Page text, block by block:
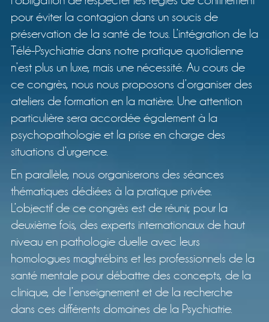
pour éviter la contagion dans un soucis de
préservation de la santé de tous. L’intégration de la
Télé-Psychiatrie dans notre pratique quotidienne
n’est plus un luxe, mais une nécessité. Au cours de
ce congrès, nous nous proposons d’organiser des
ateliers de formation en la matière. Une attention
particulière sera accordée également à la
psychopathologie et la prise en charge des
situations d’urgence.
En parallèle, nous organiserons des séances
thématiques dédiées à la pratique privée.
L’objectif de ce congrès est de réunir, pour la
deuxième fois, des experts internationaux de haut
niveau en pathologie duelle avec leurs
homologues maghrébins et les professionnels de la
santé mentale pour débattre des concepts, de la
clinique, de l’enseignement et de la recherche
dans ces différents domaines de la Psychiatrie.